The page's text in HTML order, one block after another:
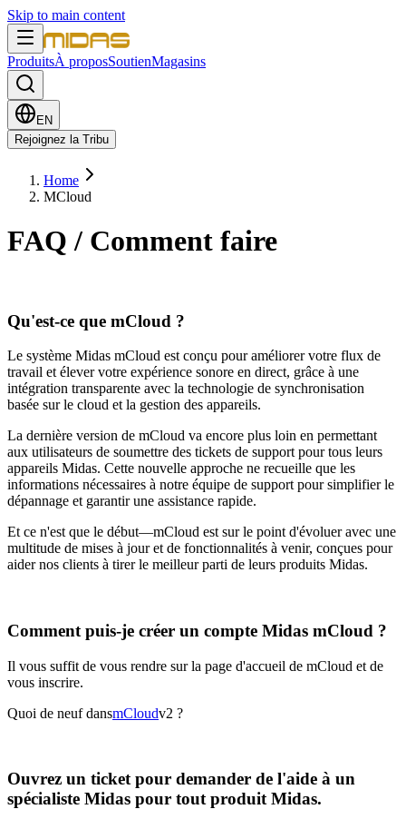
Skip to main content
ProduitsÀ proposSoutienMagasins
EN
Rejoignez la Tribu
Home
MCloud
FAQ / Comment faire
Qu'est-ce que mCloud ?
Le système Midas mCloud est conçu pour améliorer votre flux de
travail et élever votre expérience sonore en direct, grâce à une
intégration transparente avec la technologie de synchronisation
basée sur le cloud et la gestion des appareils.
La dernière version de mCloud va encore plus loin en permettant
aux utilisateurs de soumettre des tickets de support pour tous leurs
appareils Midas. Cette nouvelle approche ne recueille que les
informations nécessaires à notre équipe de support pour simplifier le
dépannage et garantir une assistance rapide.
Et ce n'est que le début—mCloud est sur le point d'évoluer avec une
multitude de mises à jour et de fonctionnalités à venir, conçues pour
aider nos clients à tirer le meilleur parti de leurs produits Midas.
Comment puis-je créer un compte Midas mCloud ?
Il vous suffit de vous rendre sur la page d'accueil de mCloud et de
vous inscrire.
Quoi de neuf dansmCloudv2 ?
Ouvrez un ticket pour demander de l'aide à un
spécialiste Midas pour tout produit Midas.